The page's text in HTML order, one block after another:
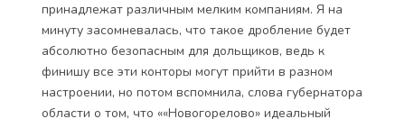
принадлежат различным мелким компаниям. Я на
минуту засомневалась, что такое дробление будет
абсолютно безопасным для дольщиков, ведь к
финишу все эти конторы могут прийти в разном
настроении, но потом вспомнила, слова губернатора
области о том, что ««Новогорелово» идеальный